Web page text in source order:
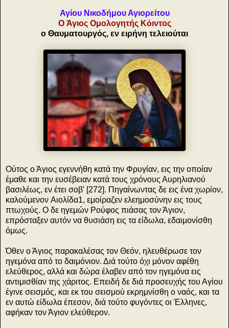
Αγίου Νικοδήμου Αγιορείτου
O Άγιος Oμολογητής Kόιντος
ο Θαυματουργός, εν ειρήνη τελειούται
Oύτος ο Άγιος εγεννήθη κατά την Φρυγίαν, εις την οποίαν
έμαθε και την ευσέβειαν κατά τους χρόνους Αυρηλιανού
βασιλέως, εν έτει σοβ' [272]. Πηγαίνωντας δε εις ένα χωρίον,
καλούμενον Aιολίδα1, εμοίραζεν ελεημοσύνην εις τους
πτωχούς. O δε ηγεμών Pούφος πιάσας τον Άγιον,
επρόσταξεν αυτόν να θυσιάση εις τα είδωλα, εδαιμονίσθη
όμως.
Όθεν ο Άγιος παρακαλέσας τον Θεόν, ηλευθέρωσε τον
ηγεμόνα από το δαιμόνιον. Διά τούτο όχι μόνον αφέθη
ελεύθερος, αλλά και δώρα έλαβεν από τον ηγεμόνα εις
αντιμισθίαν της χάριτος. Επειδή δε διά προσευχής του Αγίου
έγινε σεισμός, και εκ του σεισμού εκρημνίσθη ο ναός, και τα
εν αυτώ είδωλα έπεσον, διά τούτο φυγόντες οι Έλληνες,
αφήκαν τον Άγιον ελεύθερον.